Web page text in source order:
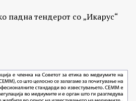
падна тендерот со „Икарус“